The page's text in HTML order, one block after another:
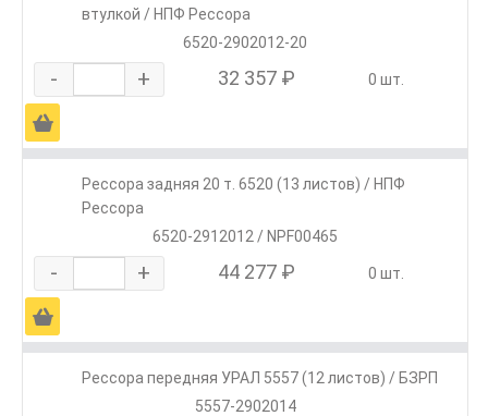
втулкой / НПФ Рессора
6520-2902012-20
- + 32 357 ₽ 0 шт.
Ä
Рессора задняя 20 т. 6520 (13 листов) / НПФ
Рессора
6520-2912012 / NPF00465
- + 44 277 ₽ 0 шт.
Ä
Рессора передняя УРАЛ 5557 (12 листов) / БЗРП
5557-2902014